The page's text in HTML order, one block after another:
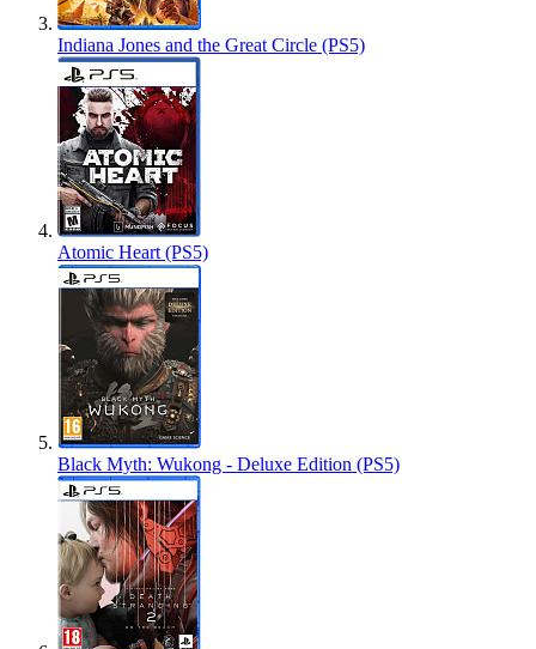
Indiana Jones and the Great Circle (PS5)
Atomic Heart (PS5)
Black Myth: Wukong - Deluxe Edition (PS5)